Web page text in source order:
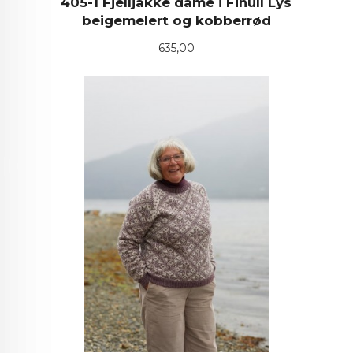
beigemelert og kobberrød
Pris
635,00